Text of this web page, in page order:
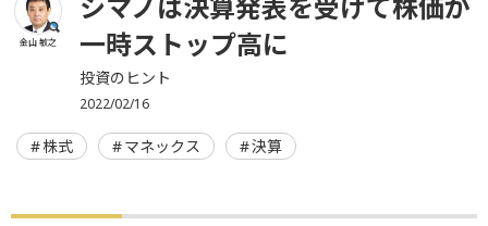
金山 敏之
一時ストップ高に
投資のヒント
2022/02/16
株式 マネックス 決算